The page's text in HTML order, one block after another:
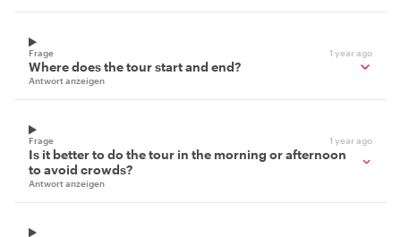
Frage 1 year ago
Where does the tour start and end?
Antwort anzeigen
Frage 1 year ago
Is it better to do the tour in the morning or afternoon
to avoid crowds?
Antwort anzeigen